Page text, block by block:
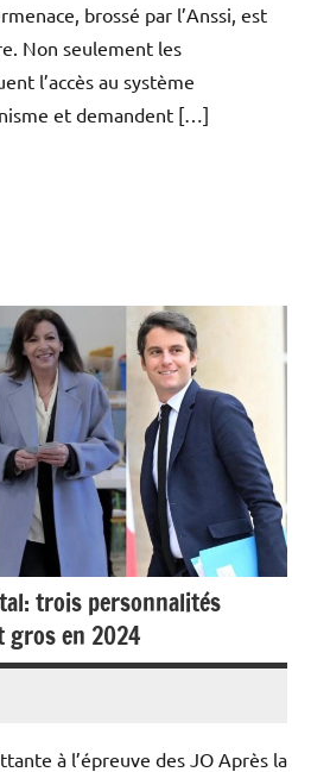
brossé par l’Anssi, est
Non seulement les
l’accès au système
et demandent […]
trois personnalités
en 2024
à l’épreuve des JO Après la